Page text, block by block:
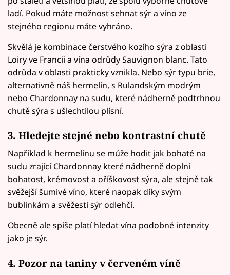
ladí. Pokud máte možnost sehnat sýr a víno ze
stejného regionu máte vyhráno.
Skvělá je kombinace čerstvého kozího sýra z oblasti
Loiry ve Francii a vína odrůdy Sauvignon blanc. Tato
odrůda v oblasti prakticky vznikla. Nebo sýr typu brie,
alternativně náš hermelín, s Rulandským modrým
nebo Chardonnay na sudu, které nádherně podtrhnou
chutě sýra s ušlechtilou plísní.
3. Hledejte stejné nebo kontrastní chutě
Například k hermelínu se může hodit jak bohaté na
sudu zrající Chardonnay které nádherně doplní
bohatost, krémovost a oříškovost sýra, ale stejně tak
svěžejší šumivé víno, které naopak díky svým
bublinkám a svěžesti sýr odlehčí.
Obecně ale spíše platí hledat vína podobné intenzity
jako je sýr.
4. Pozor na taniny v červeném víně